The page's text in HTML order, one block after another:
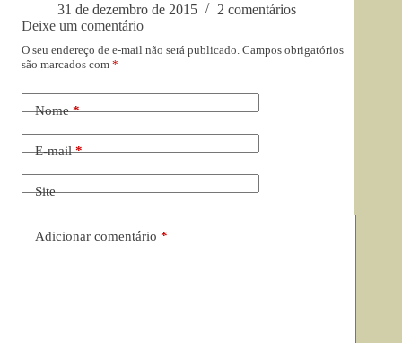
31 de dezembro de 2015
2 comentários
Deixe um comentário
O seu endereço de e-mail não será publicado. Campos obrigatórios
são marcados com *
Nome*
E-mail*
Site
Adicionar comentário *